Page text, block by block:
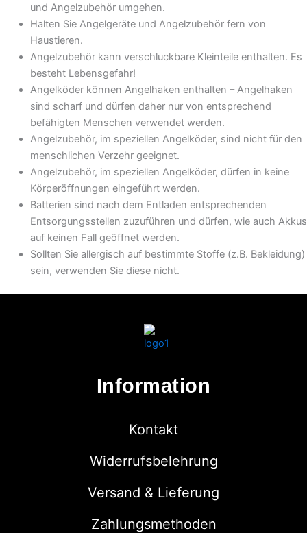
und Angelzubehör umgehen.
Halten Sie Angelgeräte und Angelzubehör fern von
Haustieren.
Angelzubehör kann verschluckbare Kleinteile enthalten. Es
besteht Lebensgefahr!
Angelköder können Angelhaken enthalten – Angelhaken
sind scharf und dürfen daher nur von entsprechend
befähigten Menschen verwendet werden.
Angelzubehör, im speziellen Angelköder, sind nicht für den
menschlichen Verzehr geeignet.
Angelzubehör, im speziellen Angelköder, dürfen in keine
Körperöffnungen eingeführt werden.
Batterien sind nach dem Entladen entsprechenden
Entsorgungsstellen zuzuführen und dürfen, wie auch Akkus
auf keinen Fall geöffnet werden.
Sollten Sie allergisch auf bestimmte Stoffe (z.B. Bekleidung)
sein, verwenden Sie diese nicht.
Information
Kontakt
Widerrufsbelehrung
Versand & Lieferung
Zahlungsmethoden